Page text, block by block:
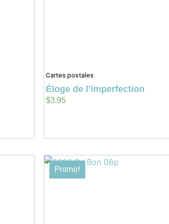
Cartes postales
Éloge de l’imperfection
$3.95
Promo!